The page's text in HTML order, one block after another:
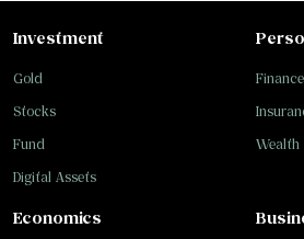
Investment
Gold
Stocks
Fund
Digital Assets
Wealth
Economics